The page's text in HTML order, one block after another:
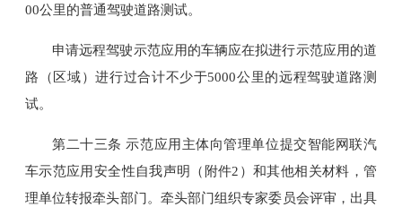
00公里的普通驾驶道路测试。
申请远程驾驶示范应用的车辆应在拟进行示范应用的道
路（区域）进行过合计不少于5000公里的远程驾驶道路测
试。
第二十三条 示范应用主体向管理单位提交智能网联汽
车示范应用安全性自我声明（附件2）和其他相关材料，管
理单位转报牵头部门。牵头部门组织专家委员会评审，出具